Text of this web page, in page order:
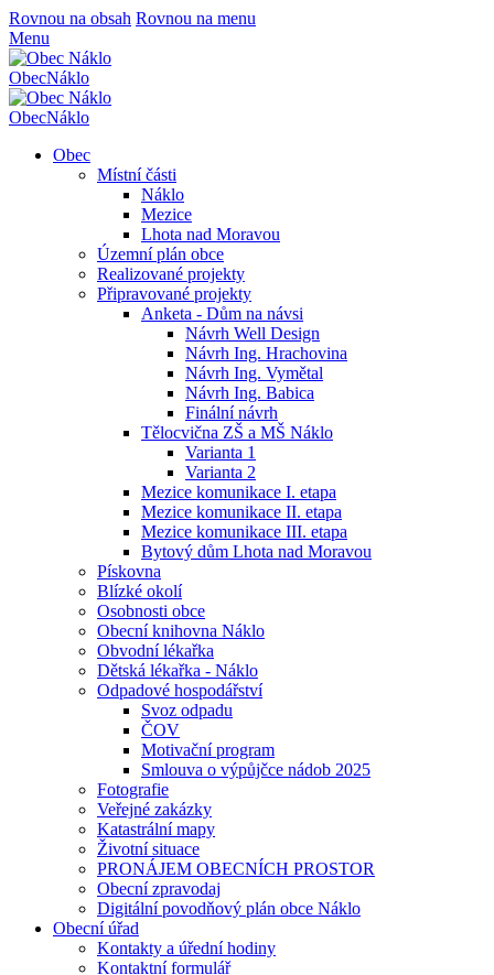
Rovnou na obsah Rovnou na menu
Menu
ObecNáklo
ObecNáklo
Obec
Místní části
Náklo
Mezice
Lhota nad Moravou
Územní plán obce
Realizované projekty
Připravované projekty
Anketa - Dům na návsi
Návrh Well Design
Návrh Ing. Hrachovina
Návrh Ing. Vymětal
Návrh Ing. Babica
Finální návrh
Tělocvična ZŠ a MŠ Náklo
Varianta 1
Varianta 2
Mezice komunikace I. etapa
Mezice komunikace II. etapa
Mezice komunikace III. etapa
Bytový dům Lhota nad Moravou
Pískovna
Blízké okolí
Osobnosti obce
Obecní knihovna Náklo
Obvodní lékařka
Dětská lékařka - Náklo
Odpadové hospodářství
Svoz odpadu
ČOV
Motivační program
Smlouva o výpůjčce nádob 2025
Fotografie
Veřejné zakázky
Katastrální mapy
Životní situace
PRONÁJEM OBECNÍCH PROSTOR
Obecní zpravodaj
Digitální povodňový plán obce Náklo
Obecní úřad
Kontakty a úřední hodiny
Kontaktní formulář